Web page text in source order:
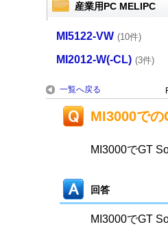
産業用PC MELIPC
MI5122-VW (10件)
MI2012-W(-CL) (3件)
一覧へ戻る
MI3000で
MI3000でGT
回答
MI3000でGT